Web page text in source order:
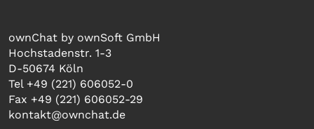
ownChat by ownSoft GmbH
Hochstadenstr. 1-3
D-50674 Köln
Tel +49 (221) 606052-0
Fax +49 (221) 606052-29
kontakt@ownchat.de